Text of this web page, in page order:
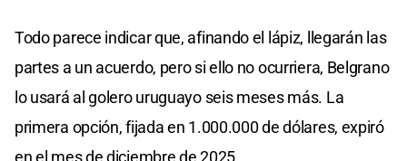
Todo parece indicar que, afinando el lápiz, llegarán las
partes a un acuerdo, pero si ello no ocurriera, Belgrano
lo usará al golero uruguayo seis meses más. La
primera opción, fijada en 1.000.000 de dólares, expiró